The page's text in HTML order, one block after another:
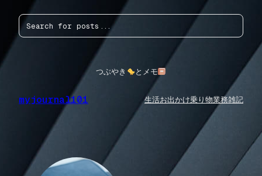
ス
キ
検
索
つぶやき とメモ
myjournal101 生活お出かけ乗り物業務雑記